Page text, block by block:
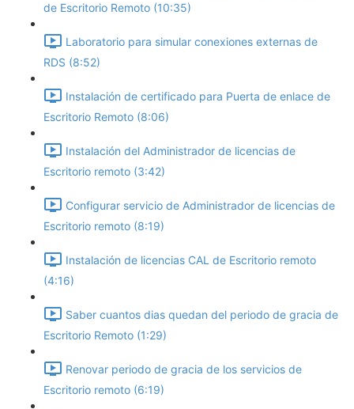
de Escritorio Remoto (10:35)
Laboratorio para simular conexiones externas de
RDS (8:52)
Instalación de certificado para Puerta de enlace de
Escritorio Remoto (8:06)
Instalación del Administrador de licencias de
Escritorio remoto (3:42)
Configurar servicio de Administrador de licencias de
Escritorio remoto (8:19)
Instalación de licencias CAL de Escritorio remoto
(4:16)
Saber cuantos dias quedan del periodo de gracia de
Escritorio Remoto (1:29)
Renovar periodo de gracia de los servicios de
Escritorio remoto (6:19)